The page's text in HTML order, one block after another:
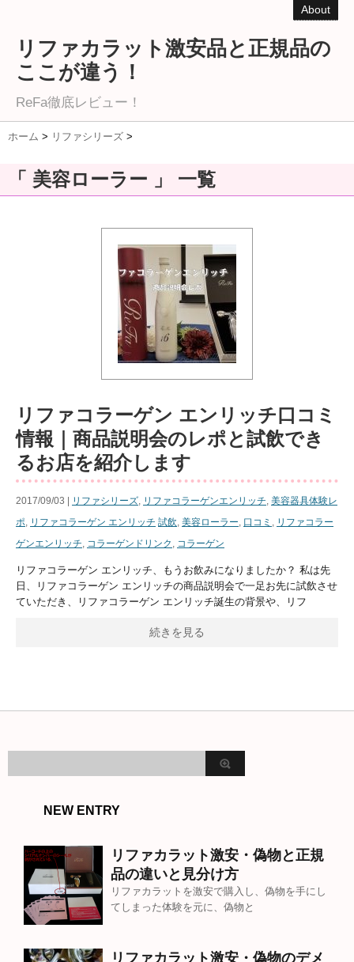
About
リファカラット激安品と正規品の
ここが違う！
ReFa徹底レビュー！
ホーム > リファシリーズ >
「 美容ローラー 」 一覧
リファコラーゲン エンリッチ口コミ
情報｜商品説明会のレポと試飲でき
るお店を紹介します
2017/09/03 | リファシリーズ, リファコラーゲンエンリッチ, 美容器具体験レ
ポ, リファコラーゲン エンリッチ 試飲, 美容ローラー, 口コミ , リファコラー
ゲンエンリッチ, コラーゲンドリンク , コラーゲン
リファコラーゲン エンリッチ、もうお飲みになりましたか？ 私は先
日、リファコラーゲン エンリッチの商品説明会で一足お先に試飲させ
ていただき、リファコラーゲン エンリッチ誕生の背景や、リフ
続きを見る
NEW ENTRY
リファカラット激安・偽物と正規
品の違いと見分け方
リファカラットを激安で購入し、偽物を手にし
てしまった体験を元に、偽物と
リファカラット激安・偽物のデメ